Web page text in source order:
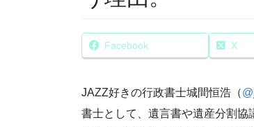
Facebook X
JAZZ好きの行政書士城間恒浩（
書士として、遺言書や遺産分割協